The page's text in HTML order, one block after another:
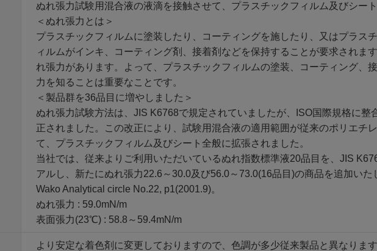
ぬれ張力試験用混合液の液滴を接触させて、プラスチックフィルム及びシー
＜ぬれ張力とは＞
プラスチックフィルムに塗装したり、コーティングを施したり、又はプラス
ィルムがインキ、コーティング剤、接着剤などを保持することが要求されま
れ張力があります。よって、プラスチックフィルムの塗装、コーティング、
力を知ることは重要なことです。
＜製品群を36品目に増やしました＞
ぬれ張力試験方法は、JIS K6768で規定されていましたが、ISO国際規格に
正されました。この改正により、試験用混合液の適用範囲が従来のポリエチ
て、プラスチックフィルム及びシート全般に拡張されました。
当社では、従来よりご利用いただいているぬれ指数標準液20品目を、JIS
アルし、新たにぬれ張力22.6～30.0及び56.0～73.0(16品目)の商品を追加いた
Wako Analytical circle No.22, p1(2001.9)。
ぬれ張力 : 59.0mN/m
表面張力(23℃) : 58.8～59.4mN/m
より安定な着色剤に変更しておりますので、色調が多少従来製品と異なりま